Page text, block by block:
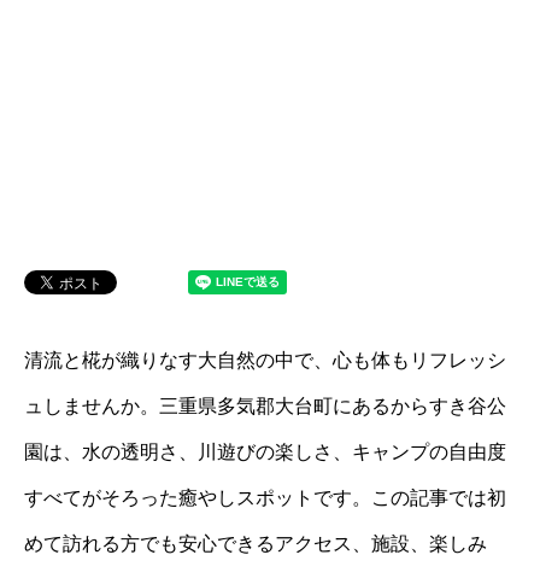
清流と椛が織りなす大自然の中で、心も体もリフレッシ
ュしませんか。三重県多気郡大台町にあるからすき谷公
園は、水の透明さ、川遊びの楽しさ、キャンプの自由度
すべてがそろった癒やしスポットです。この記事では初
めて訪れる方でも安心できるアクセス、施設、楽しみ